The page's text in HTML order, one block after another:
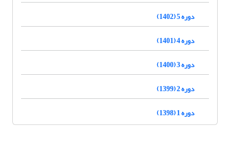
دوره 5 (1402)
دوره 4 (1401)
دوره 3 (1400)
دوره 2 (1399)
دوره 1 (1398)